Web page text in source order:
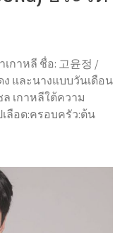
เกาหลี ชื่อ: 고윤정 /
ง และนางแบบวันเดือน
ล เกาหลีใต้ความ
เลือด:ครอบครัว:ต้น